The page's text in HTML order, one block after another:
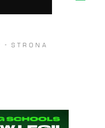
STRONA